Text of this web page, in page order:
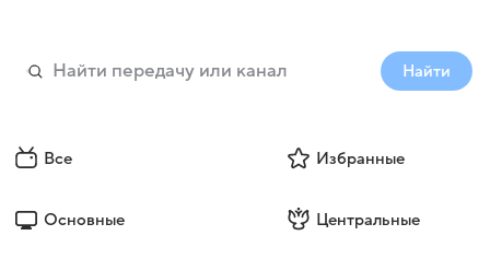
Найти
Все Избранные
Основные Центральные